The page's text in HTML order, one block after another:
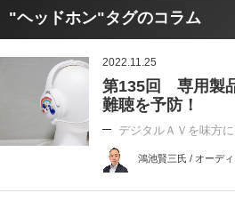
"ヘッドホン"タグのコラム
2022.11.25
第135回 専用製
難聴を予防！
デジタルＡＶを味方
鴻池賢三氏 / オーデ